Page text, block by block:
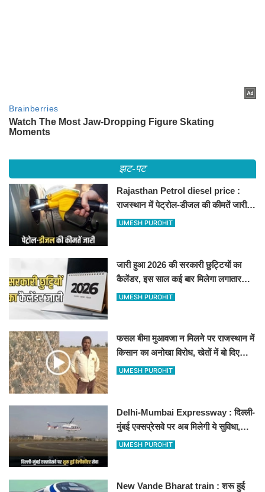
झट-पट
Rajasthan Petrol diesel price :
राजस्थान में पेट्रोल-डीजल की कीमतें जारी,
जानिए बीकानेर समेत पुरे प्रदेश में नए रेट
UMESH PUROHIT
जारी हुआ 2026 की सरकारी छुट्टियों का
कैलेंडर, इस साल कई बार मिलेगा लगातार
अवकाश, देखें
UMESH PUROHIT
फसल बीमा मुआवजा न मिलने पर राजस्थान में
किसान का अनोखा विरोध, खेतों में बो दिए
500-500 रुपए के नोट, वीडियो वायरल
UMESH PUROHIT
Delhi-Mumbai Expressway : दिल्ली-
मुंबई एक्सप्रेसवे पर अब मिलेगी ये सुविधा,
हेलीकॉप्टर सर्विस से तुरंत घायल पहुंचेगा
UMESH PUROHIT
New Vande Bharat train : शरू हुई